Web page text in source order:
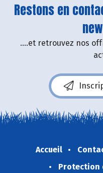
Restons en
....et retrouvez nos
Accueil
Protection